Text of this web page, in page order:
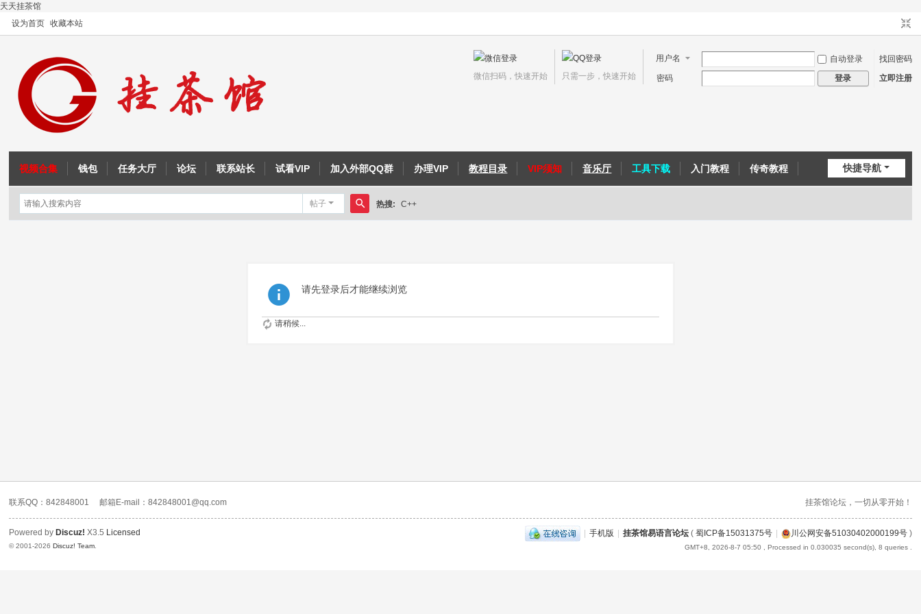
天天挂茶馆
设为首页
收藏本站
用户名 自动登录
找回密码
密码
登录 立即注册
只需一步，快速开始
微信扫码，快速开始
快捷导航
视频合集 钱包 任务大厅 论坛 联系站长 试看VIP 加入外部QQ群 办理VIP 教程目录 VIP须知 音乐厅 工具下载 入门教程 传奇教程
帖子
搜
热搜: C++
请先登录后才能继续浏览
请稍候...
联系QQ：842848001 邮箱E-mail：842848001@qq.com 挂茶馆论坛，一切从零开始！
| 手机版 | 挂茶馆易语言论坛( 蜀ICP备15031375号 | 川公网安备51030402000199号)
GMT+8, 2026-8-7 05:50 , Processed in 0.030035 second(s), 8 queries .
Powered by Discuz! X3.5 Licensed
© 2001-2026Discuz! Team